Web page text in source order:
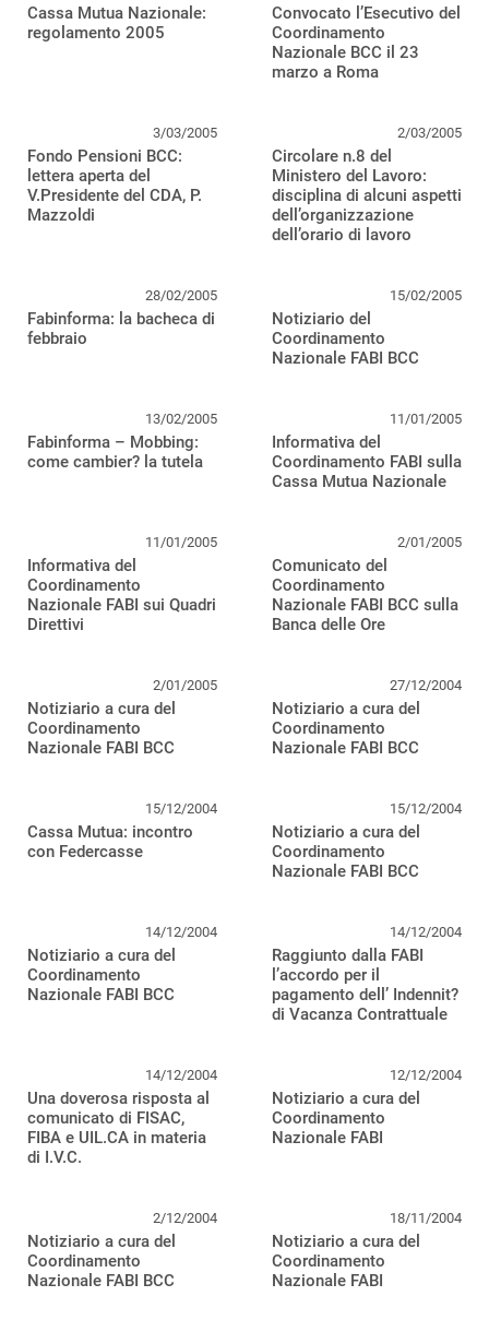
Cassa Mutua Nazionale:
regolamento 2005
Convocato l’Esecutivo del
Coordinamento
Nazionale BCC il 23
marzo a Roma
3/03/2005
Fondo Pensioni BCC:
lettera aperta del
V.Presidente del CDA, P.
Mazzoldi
2/03/2005
Circolare n.8 del
Ministero del Lavoro:
disciplina di alcuni aspetti
dell’organizzazione
dell’orario di lavoro
28/02/2005
Fabinforma: la bacheca di
febbraio
15/02/2005
Notiziario del
Coordinamento
Nazionale FABI BCC
13/02/2005
Fabinforma – Mobbing:
come cambier? la tutela
11/01/2005
Informativa del
Coordinamento FABI sulla
Cassa Mutua Nazionale
11/01/2005
Informativa del
Coordinamento
Nazionale FABI sui Quadri
Direttivi
2/01/2005
Comunicato del
Coordinamento
Nazionale FABI BCC sulla
Banca delle Ore
2/01/2005
Notiziario a cura del
Coordinamento
Nazionale FABI BCC
27/12/2004
Notiziario a cura del
Coordinamento
Nazionale FABI BCC
15/12/2004
Cassa Mutua: incontro
con Federcasse
15/12/2004
Notiziario a cura del
Coordinamento
Nazionale FABI BCC
14/12/2004
Notiziario a cura del
Coordinamento
Nazionale FABI BCC
14/12/2004
Raggiunto dalla FABI
l’accordo per il
pagamento dell’ Indennit?
di Vacanza Contrattuale
14/12/2004
Una doverosa risposta al
comunicato di FISAC,
FIBA e UIL.CA in materia
di I.V.C.
12/12/2004
Notiziario a cura del
Coordinamento
Nazionale FABI
2/12/2004
Notiziario a cura del
Coordinamento
Nazionale FABI BCC
18/11/2004
Notiziario a cura del
Coordinamento
Nazionale FABI